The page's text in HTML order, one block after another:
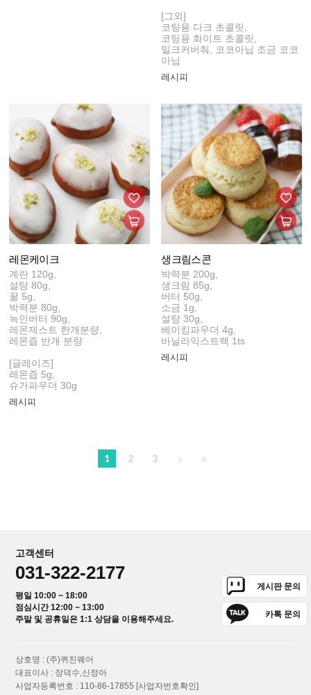
​ [그외]
코팅용 다크 초콜릿,
코팅용 화이트 초콜릿,
밀크커버춰, 코코아닙 조금 코코
아닙
레시피
레몬케이크
계란 120g,
설탕 80g,
꿀 5g,
박력분 80g,
녹인버터 90g,
레몬제스트 한개분량,
레몬즙 반개 분량
[글레이즈]
레몬즙 5g,
슈가파우더 30g
레시피
생크림스콘
박력분 200g,
생크림 85g,
버터 50g,
소금 1g,
설탕 30g,
베이킹파우더 4g,
바닐라익스트랙 1ts
레시피
1 2 3
고객센터
031-322-2177
평일 10:00 ~ 18:00
점심시간 12:00 ~ 13:00
주말 및 공휴일은 1:1 상담을 이용해주세요.
게시판 문의
카톡 문의
상호명 : (주)퀴진웨어
대표이사 : 장덕수,신정아
사업자등록번호 : 110-86-17855 [사업자번호확인]